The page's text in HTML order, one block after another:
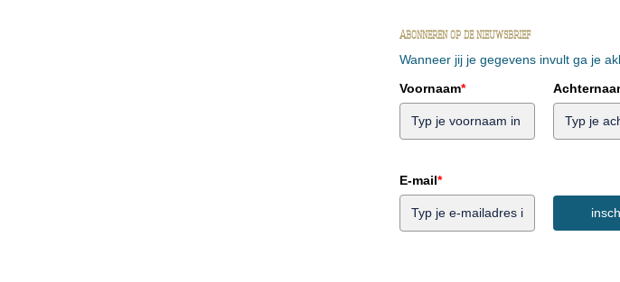
Abonneren op de nieuwsbrief
Wanneer jij je gegevens invult ga je
Voornaam*
E-mail*